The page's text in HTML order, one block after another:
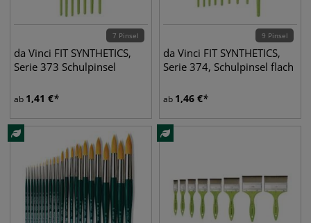
7 Pinsel
da Vinci FIT SYNTHETICS,
Serie 373 Schulpinsel
ab 1,41 €
9 Pinsel
da Vinci FIT SYNTHETICS,
Serie 374, Schulpinsel flach
ab 1,46 €